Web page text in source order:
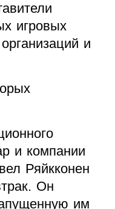
игровых
и
и компании
Ряйкконен
Он
им